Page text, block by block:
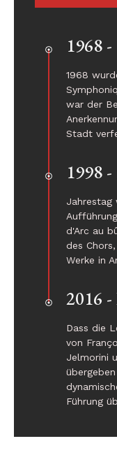
1968
1968
war der
Stadt
1998
Jahrestag
d'Arc au
des
Werke in
2016
Dass die
von
Jelmorini
Führung